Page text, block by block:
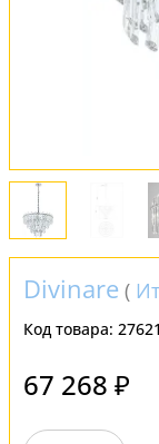
Divinare (
Код товара:
67 268 ₽